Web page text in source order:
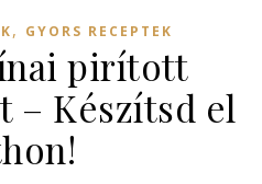
, GYORS RECEPTEK
pirított
– Készítsd el